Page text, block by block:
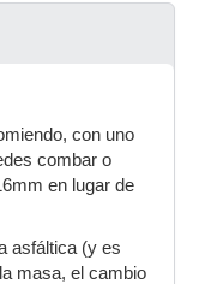
con uno
combar o
en lugar de
asfáltica (y es
masa, el cambio